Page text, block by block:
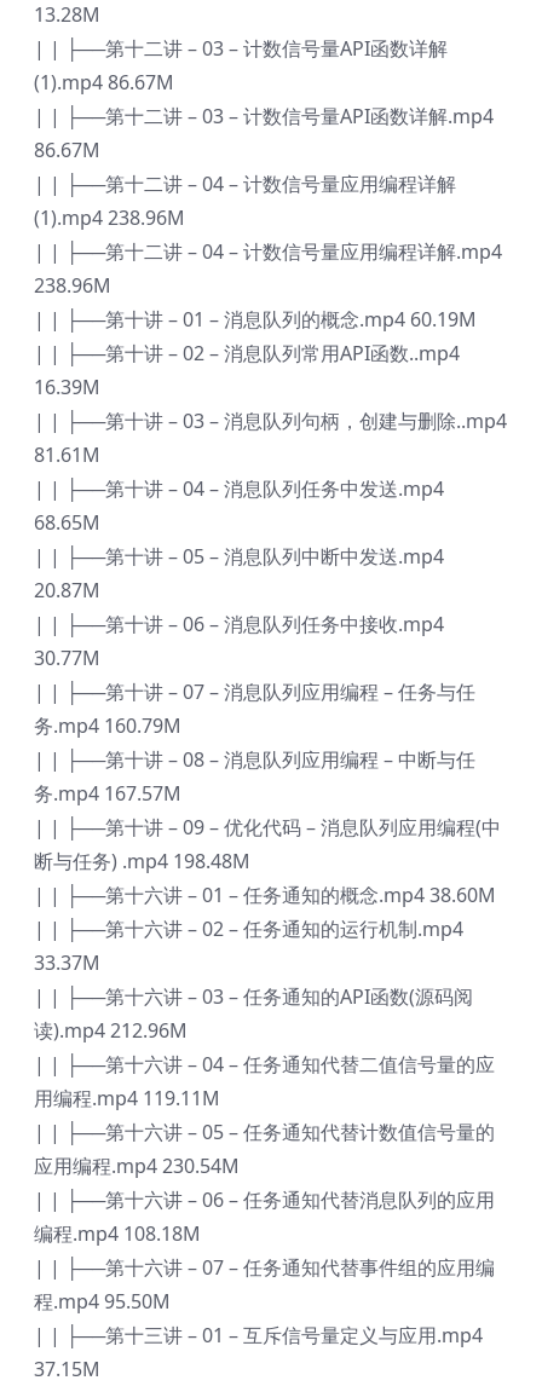
13.28M
| | ├──第十二讲 – 03 – 计数信号量API函数详解
(1).mp4 86.67M
| | ├──第十二讲 – 03 – 计数信号量API函数详解.mp4
86.67M
| | ├──第十二讲 – 04 – 计数信号量应用编程详解
(1).mp4 238.96M
| | ├──第十二讲 – 04 – 计数信号量应用编程详解.mp4
238.96M
| | ├──第十讲 – 01 – 消息队列的概念.mp4 60.19M
| | ├──第十讲 – 02 – 消息队列常用API函数..mp4
16.39M
| | ├──第十讲 – 03 – 消息队列句柄，创建与删除..mp4
81.61M
| | ├──第十讲 – 04 – 消息队列任务中发送.mp4
68.65M
| | ├──第十讲 – 05 – 消息队列中断中发送.mp4
20.87M
| | ├──第十讲 – 06 – 消息队列任务中接收.mp4
30.77M
| | ├──第十讲 – 07 – 消息队列应用编程 – 任务与任
务.mp4 160.79M
| | ├──第十讲 – 08 – 消息队列应用编程 – 中断与任
务.mp4 167.57M
| | ├──第十讲 – 09 – 优化代码 – 消息队列应用编程(中
断与任务) .mp4 198.48M
| | ├──第十六讲 – 01 – 任务通知的概念.mp4 38.60M
| | ├──第十六讲 – 02 – 任务通知的运行机制.mp4
33.37M
| | ├──第十六讲 – 03 – 任务通知的API函数(源码阅
读).mp4 212.96M
| | ├──第十六讲 – 04 – 任务通知代替二值信号量的应
用编程.mp4 119.11M
| | ├──第十六讲 – 05 – 任务通知代替计数值信号量的
应用编程.mp4 230.54M
| | ├──第十六讲 – 06 – 任务通知代替消息队列的应用
编程.mp4 108.18M
| | ├──第十六讲 – 07 – 任务通知代替事件组的应用编
程.mp4 95.50M
| | ├──第十三讲 – 01 – 互斥信号量定义与应用.mp4
37.15M